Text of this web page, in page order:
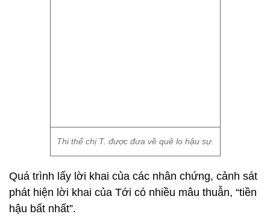
Thi thể chị T. được đưa về quê lo hậu sự.
Quá trình lấy lời khai của các nhân chứng, cảnh sát
phát hiện lời khai của Tới có nhiều mâu thuẫn, “tiền
hậu bất nhất”.